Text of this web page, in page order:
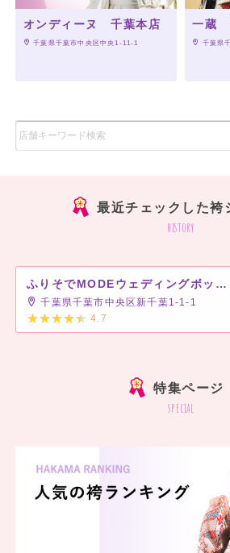
オンディーヌ 千葉本店
千葉県千葉市中央区中央1-11-1
一蔵
千葉県
最近チェックした袴
history
ふりそでMODEウェディングボックス ペリエ千葉店
千葉県千葉市中央区新千葉1-1-1
4.7
特集ページ
special